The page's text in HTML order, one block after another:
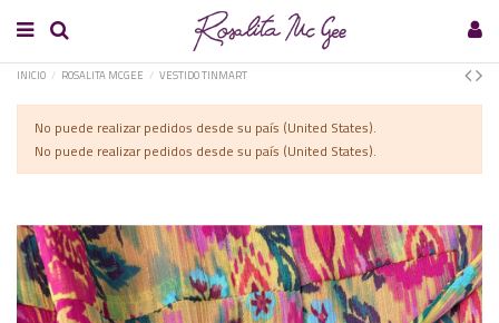
INICIO ROSALITA MCGEE VESTIDO TINMART
No puede realizar pedidos desde su país (United States).
No puede realizar pedidos desde su país (United States).